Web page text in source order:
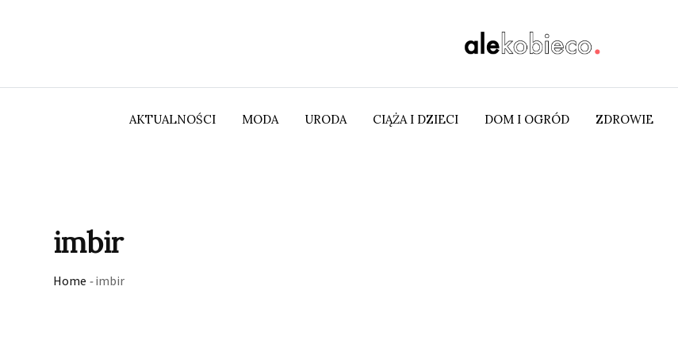
AKTUALNOŚCI MODA URODA CIĄŻA I DZIECI DOM I OGRÓD ZDROWIE
imbir
Home -imbir